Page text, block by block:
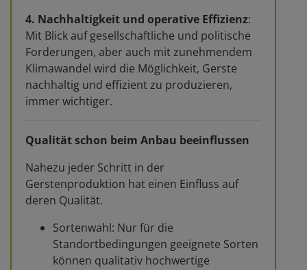
4. Nachhaltigkeit und operative Effizienz:
Mit Blick auf gesellschaftliche und politische
Forderungen, aber auch mit zunehmendem
Klimawandel wird die Möglichkeit, Gerste
nachhaltig und effizient zu produzieren,
immer wichtiger.
Qualität schon beim Anbau beeinflussen
Nahezu jeder Schritt in der
Gerstenproduktion hat einen Einfluss auf
deren Qualität.
Sortenwahl: Nur für die
Standortbedingungen geeignete Sorten
können qualitativ hochwertige